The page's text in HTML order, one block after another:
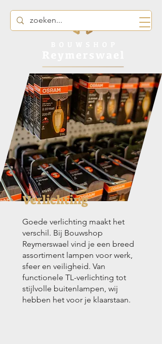
Verlichting
Goede verlichting maakt het
verschil. Bij Bouwshop
Reymerswael vind je een breed
assortiment lampen voor werk,
sfeer en veiligheid. Van
functionele TL-verlichting tot
stijlvolle buitenlampen, wij
hebben het voor je klaarstaan.